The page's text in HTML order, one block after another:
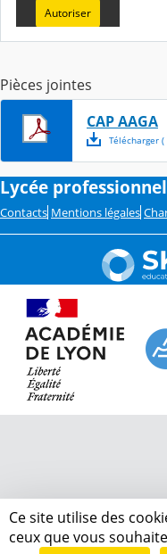
Autoriser
Pièces jointes
CAP AAGA
Télécharger(
Lycée
Contacts Mentions légales
Ce site utilise des
ceux que vous